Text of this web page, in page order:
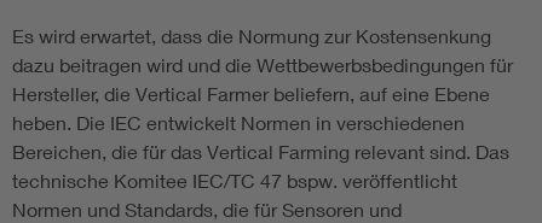
Es wird erwartet, dass die Normung zur Kostensenkung
dazu beitragen wird und die Wettbewerbsbedingungen für
Hersteller, die Vertical Farmer beliefern, auf eine Ebene
heben. Die IEC entwickelt Normen in verschiedenen
Bereichen, die für das Vertical Farming relevant sind. Das
technische Komitee IEC/TC 47 bspw. veröffentlicht
Normen und Standards, die für Sensoren und